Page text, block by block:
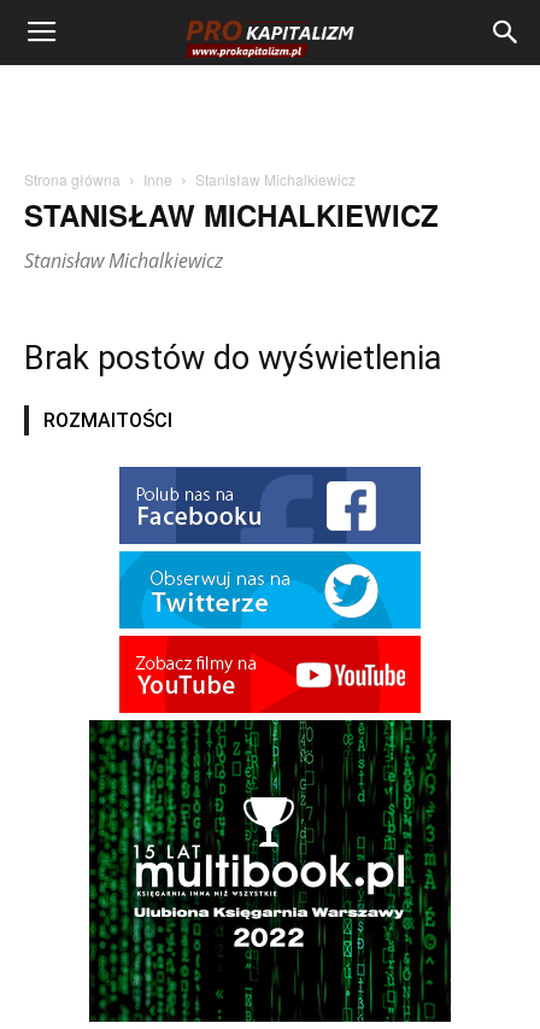
Strona główna Inne Stanisław Michalkiewicz
STANISŁAW MICHALKIEWICZ
Stanisław Michalkiewicz
Brak postów do wyświetlenia
ROZMAITOŚCI